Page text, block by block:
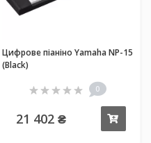
Цифрове піаніно Yamaha NP-15
(Black)
0
21 402 ₴